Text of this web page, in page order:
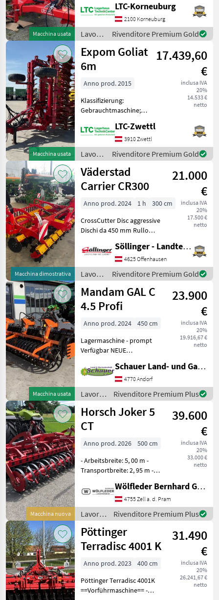
Macchina usata
355695; Arbeitsbreite: 5.5;
Scheibendurchmesser: 510;
Klappvorrichtung: Ja;
Scheibenzahl: 42; Sch
LTC-Korneuburg
2100 Korneuburg
Lavorazione
terreno
/
Sonstige
Rivenditore Premium Gold
Macchina usata
Expom Goliat
6m
17.439,60
€
inclusa IVA
20%
14.533 €
netto
Anno prod. 2015
Klassifizierung:
Gebrauchtmaschine;
475; Arbeitsbreite: 6;
Scheibendurchmesser: 55;
Klappvorrichtung: Ja;
Nachlaufeinrichtung: Ja; Wa
LTC-Zwettl
3910 Zwettl
Lavorazione
terreno
/
Expom
Rivenditore Premium Gold
Macchina dimostrativa
Väderstad
Carrier CR300
21.000
€
inclusa IVA
20%
17.500 €
netto
Anno prod. 2024 1 h
300 cm
CrossCutter Disc aggressive
Dischi da 450 mm Rullo
finitura Illuminazione
stradale Tipo di vomere:
Dischi, Erpice a dischi,
Illuminazione, Tracci
Söllinger - Landtechnik GmbH
4625 Offenhausen
Lavorazione
terreno
/
Väderstad
Rivenditore Premium Gold
Macchina usata
Mandam GAL C
4.5 Profi
23.900
€
inclusa IVA
20%
19.916,67 €
netto
Anno prod. 2024
450 cm
Lagermaschine - prompt
Verfügbar NEUE
Walzenträger, Mandam
Scheibenegge mit
Gummilagerung,
Scheibendurchmesser
610mm/6mm, ** 5 Jahre
Garantie
Schauer Land- und Gartentechnik GmbH
4770 Andorf
Lavorazione
terreno
/
Mandam
Rivenditore Premium Plus
Macchina nuova
Horsch Joker 5
CT
39.600
€
inclusa IVA
20%
33.000 €
netto
Anno prod. 2026
500 cm
- Arbeitsbreite: 5, 00 m -
Transportbreite: 2, 95 m -
Länge: 2, 90 m - inkl.
DiscSystem 2-reihig -
DiscSystem Scheiben Ø: 52
cm - DiscSystem Sch
Wölfleder Bernhard GmbH
4755 Zell a. d. Pram
Lavorazione
terreno
/
Horsch
Rivenditore Premium Plus
Pöttinger
Terradisc 4001 K
31.490
€
inclusa IVA
20%
26.241,67 €
netto
Anno prod. 2023
400 cm
Pöttinger Terradisc 4001K
==Vorführmaschine== -